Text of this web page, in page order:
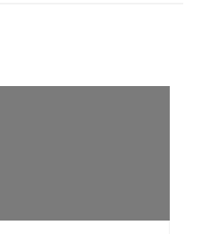
Baliem Perkuat